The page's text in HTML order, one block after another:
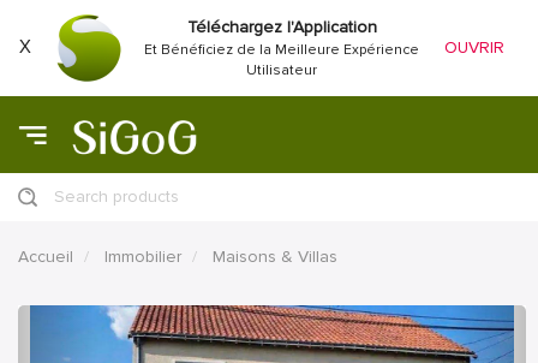
X
Téléchargez l'Application
Et Bénéficiez de la Meilleure Expérience
Utilisateur
OUVRIR
Search products
Accueil Immobilier Maisons & Villas
précédent